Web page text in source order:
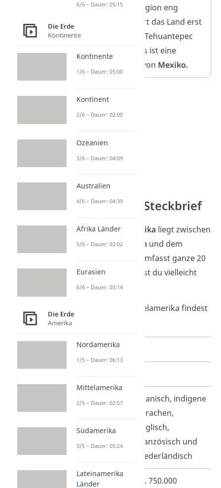
sprachlich mit der Region eng
verflochten ist, gehört das Land erst
ab dem Isthmus von Tehuantepec
zu Mittelamerika. Das ist eine
Landenge im Süden von Mexiko.
Mittelamerika Steckbrief
Die RegionMittelamerika liegt zwischen
demPazifischen Ozean und dem
. Es umfasst ganze 20
Länder, von einigen hast du vielleicht
schon einmal gehört.
Das Wichtigste zu Mittelamerika findest
du hier im
Mittelamerika
Sprachen
Spanisch, indigene
Sprachen,
Englisch,
Französisch und
Niederländisch
Fläche ca. 750.000
6/6 – Dauer: 05:15
Die Erde
Kontinente
Kontinente
1/6 – Dauer: 05:00
Kontinent
2/6 – Dauer: 02:00
Ozeanien
3/6 – Dauer: 04:09
Australien
4/6 – Dauer: 04:39
Afrika Länder
5/6 – Dauer: 02:02
Eurasien
6/6 – Dauer: 03:14
Die Erde
Amerika
Nordamerika
1/5 – Dauer: 06:13
Mittelamerika
2/5 – Dauer: 02:57
Südamerika
3/5 – Dauer: 05:24
Lateinamerika
Länder